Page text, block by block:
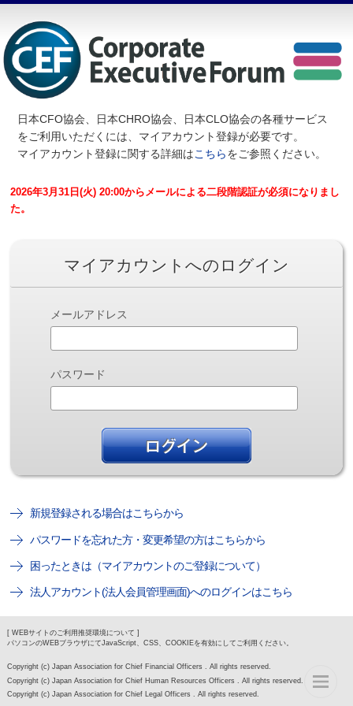
日本CFO協会、日本CHRO協会、日本CLO協会の各種サービス
をご利用いただくには、マイアカウント登録が必要です。
マイアカウント登録に関する詳細はこちらをご参照ください。
2026年3月31日(火) 20:00からメールによる二段階認証が必須になりまし
た。
マイアカウントへのログイン
メールアドレス
パスワード
新規登録される場合はこちらから
パスワードを忘れた方・変更希望の方はこちらから
困ったときは（マイアカウントのご登録について）
法人アカウント(法人会員管理画面)へのログインはこちら
[ WEBサイトのご利用推奨環境について ]
パソコンのWEBブラウザにてJavaScript、CSS、COOKIEを有効にしてご利用ください。
Copyright (c) Japan Association for Chief Financial Officers . All rights reserved.
Copyright (c) Japan Association for Chief Human Resources Officers . All rights reserved.
Copyright (c) Japan Association for Chief Legal Officers . All rights reserved.